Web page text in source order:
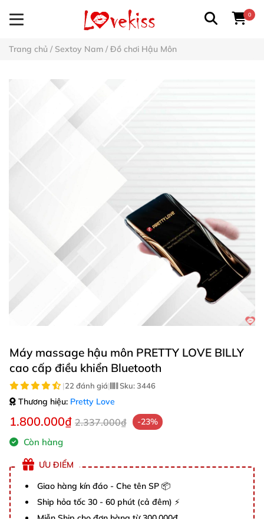
0
Trang chủ / Sextoy Nam / Đồ chơi Hậu Môn
Máy massage hậu môn PRETTY LOVE BILLY
cao cấp điều khiển Bluetooth
|22 đánh giá| Sku:3446
Thương hiệu: Pretty Love
1.800.000₫ 2.337.000₫ -23%
Còn hàng
ƯU ĐIỂM
Giao hàng kín đáo - Che tên SP 📦
Ship hỏa tốc 30 - 60 phút (cả đêm) ⚡